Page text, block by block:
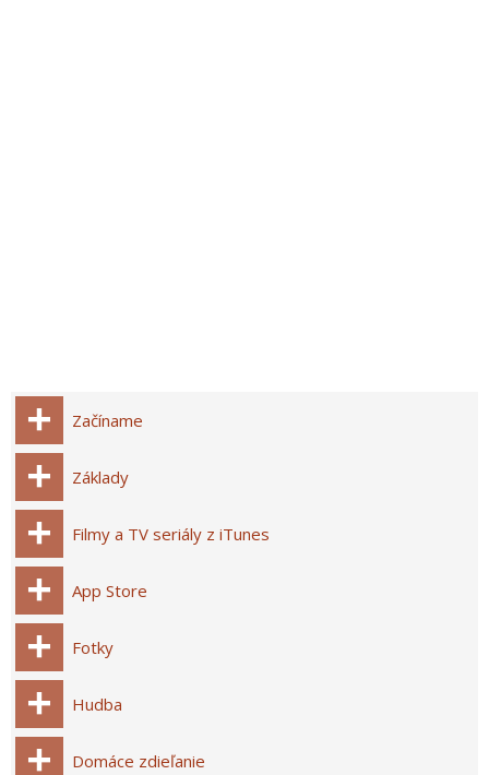
Začíname
Základy
Filmy a TV seriály z iTunes
App Store
Fotky
Hudba
Domáce zdieľanie